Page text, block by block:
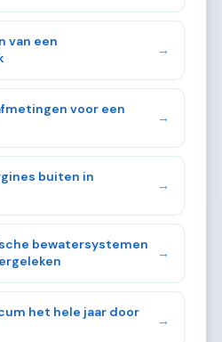
van een
→
voor een
→
buiten in
→
bewatersystemen
→
het hele jaar door
→